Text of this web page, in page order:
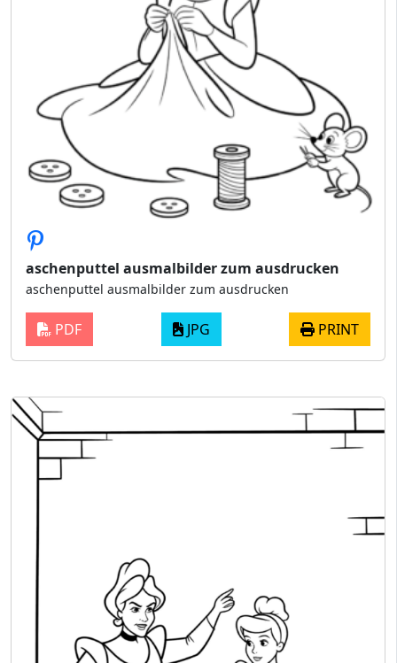
aschenputtel ausmalbilder zum ausdrucken
aschenputtel ausmalbilder zum ausdrucken
PDF JPG PRINT